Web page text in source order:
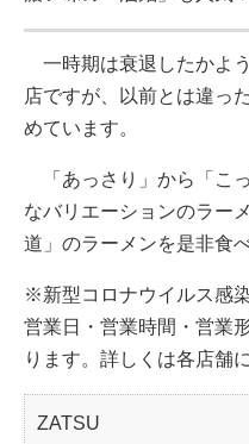
一時期は衰退したかよ
店ですが、以前とは違っ
めています。
「あっさり」から「こ
なバリエーションのラー
道」のラーメンを是非食
※新型コロナウイルス感
営業日・営業時間・営業
ります。詳しくは各店舗
ZATSU